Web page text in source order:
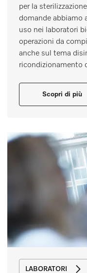
per la
domande abbiamo
uso nei laboratori
operazioni da
anche sul tema
ricondizionamento
Scopri di più
LABORATORI